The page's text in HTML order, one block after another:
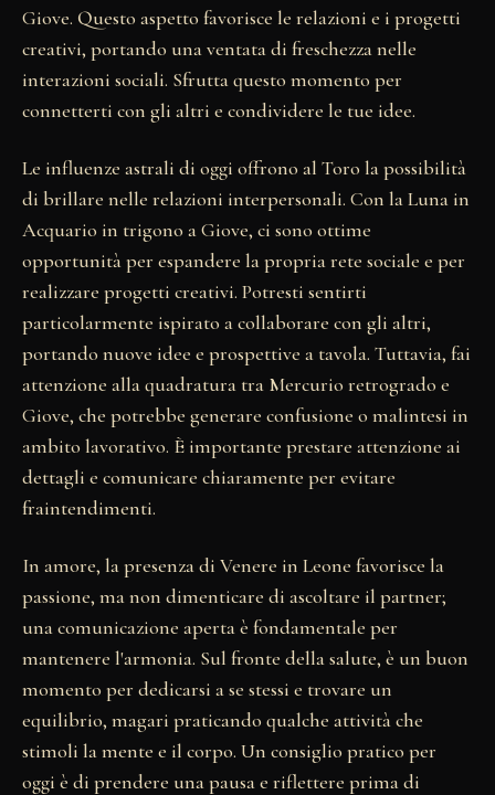
Giove. Questo aspetto favorisce le relazioni e i progetti
creativi, portando una ventata di freschezza nelle
interazioni sociali. Sfrutta questo momento per
connetterti con gli altri e condividere le tue idee.
Le influenze astrali di oggi offrono al Toro la possibilità
di brillare nelle relazioni interpersonali. Con la Luna in
Acquario in trigono a Giove, ci sono ottime
opportunità per espandere la propria rete sociale e per
realizzare progetti creativi. Potresti sentirti
particolarmente ispirato a collaborare con gli altri,
portando nuove idee e prospettive a tavola. Tuttavia, fai
attenzione alla quadratura tra Mercurio retrogrado e
Giove, che potrebbe generare confusione o malintesi in
ambito lavorativo. È importante prestare attenzione ai
dettagli e comunicare chiaramente per evitare
fraintendimenti.
In amore, la presenza di Venere in Leone favorisce la
passione, ma non dimenticare di ascoltare il partner;
una comunicazione aperta è fondamentale per
mantenere l'armonia. Sul fronte della salute, è un buon
momento per dedicarsi a se stessi e trovare un
equilibrio, magari praticando qualche attività che
stimoli la mente e il corpo. Un consiglio pratico per
oggi è di prendere una pausa e riflettere prima di